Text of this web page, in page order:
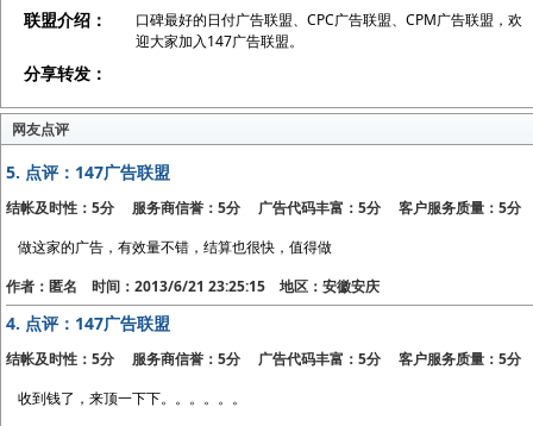
联盟介绍：
口碑最好的日付广告联盟、CPC广告联盟、CPM广告联盟，欢
迎大家加入147广告联盟。
分享转发：
网友点评
5. 点评：147广告联盟
结帐及时性：5分 服务商信誉：5分 广告代码丰富：5分 客户服务质量：5分
做这家的广告，有效量不错，结算也很快，值得做
作者：匿名 时间：2013/6/21 23:25:15 地区：安徽安庆
4. 点评：147广告联盟
结帐及时性：5分 服务商信誉：5分 广告代码丰富：5分 客户服务质量：5分
收到钱了，来顶一下下。。。。。。